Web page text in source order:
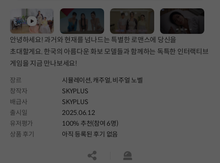
안녕하세요! 과거와 현재를 넘나드는 특별한 로맨스에 당신을
초대할게요. 한국의 아름다운 화보 모델들과 함께하는 독특한 인터랙티브
게임을 지금 만나보세요!
장르 시뮬레이션,캐주얼,비주얼 노벨
창작자
SKYPLUS
배급사
SKYPLUS
출시일
2025.06.12
유저평가
100% 추천(참여 6명)
상품 후기
아직 등록된 후기 없음
공유하기신고하기